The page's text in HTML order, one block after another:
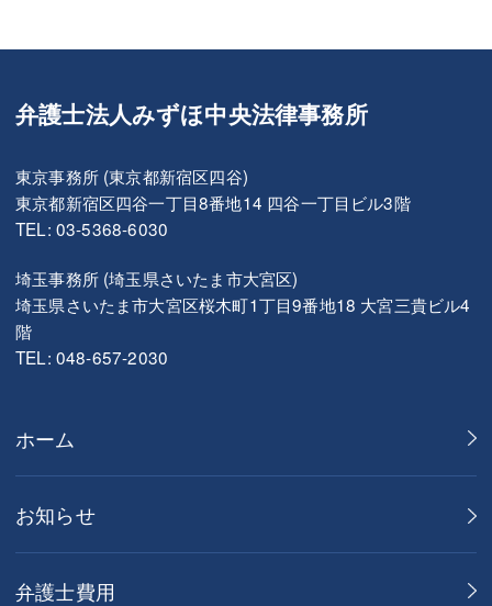
弁護士法人みずほ中央法律事務所
東京事務所 (東京都新宿区四谷)
東京都新宿区四谷一丁目8番地14 四谷一丁目ビル3階
TEL: 03-5368-6030
埼玉事務所 (埼玉県さいたま市大宮区)
埼玉県さいたま市大宮区桜木町1丁目9番地18 大宮三貴ビル4
階
TEL: 048-657-2030
ホーム
お知らせ
弁護士費用